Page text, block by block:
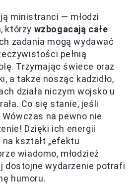
ministranci — młodzi
którzy wzbogacają całe
zadania mogą wydawać
pełnią
Trzymając świece oraz
a także nosząc kadzidło,
działa niczym wojsko u
Co się stanie, jeśli
Wówczas na pewno nie
Dzięki ich energii
kształt „efektu
wiadomo, młodzież
dostojne wydarzenie potrafi
humoru.